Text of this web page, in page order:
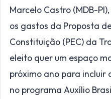
Marcelo Castro (MDB-
os gastos da Proposta
Constituição (PEC) da
eleito quer um espaço
próximo ano para incluir
no programa Auxílio